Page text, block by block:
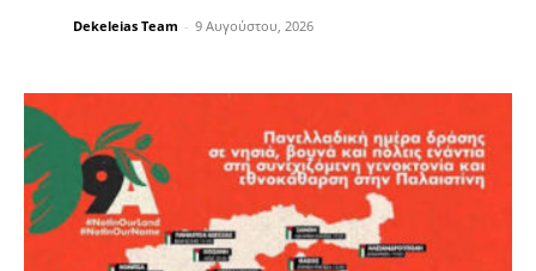
Dekeleias Team - 9 Αυγούστου, 2026